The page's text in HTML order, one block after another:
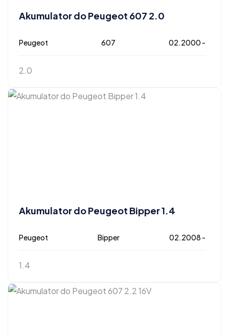
Akumulator do Peugeot 607 2.0
Peugeot 607 02.2000 -
2.0
Akumulator do Peugeot Bipper 1.4
Peugeot Bipper 02.2008 -
1.4